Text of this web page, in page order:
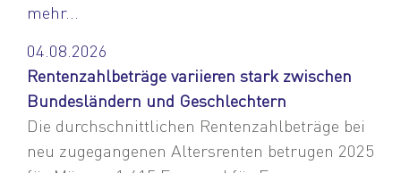
mehr...
04.08.2026
Rentenzahlbeträge variieren stark zwischen
Bundesländern und Geschlechtern
Die durchschnittlichen Rentenzahlbeträge bei
neu zugegangenen Altersrenten betrugen 2025